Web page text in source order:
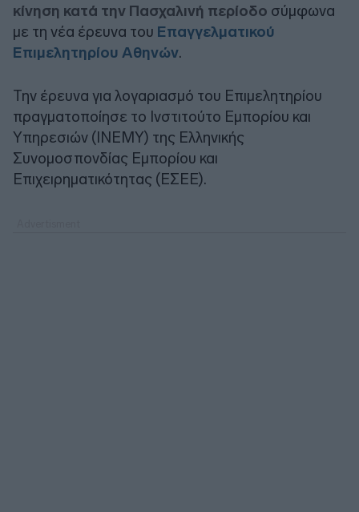
κίνηση κατά την Πασχαλινή περίοδο σύμφωνα
με τη νέα έρευνα του Επαγγελματικού
Επιμελητηρίου Αθηνών.
Την έρευνα για λογαριασμό του Επιμελητηρίου
πραγματοποίησε το Ινστιτούτο Εμπορίου και
Υπηρεσιών (ΙΝΕΜΥ) της Ελληνικής
Συνομοσπονδίας Εμπορίου και
Επιχειρηματικότητας (ΕΣΕΕ).